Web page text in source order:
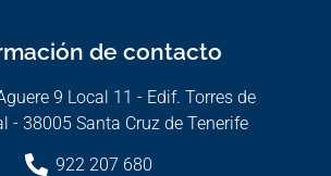
de contacto
9 Local 11 - Edif. Torres de
- 38005 Santa Cruz de Tenerife
922 207 680